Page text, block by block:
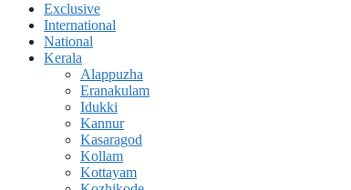
Exclusive
International
National
Kerala
Alappuzha
Eranakulam
Idukki
Kannur
Kasaragod
Kollam
Kottayam